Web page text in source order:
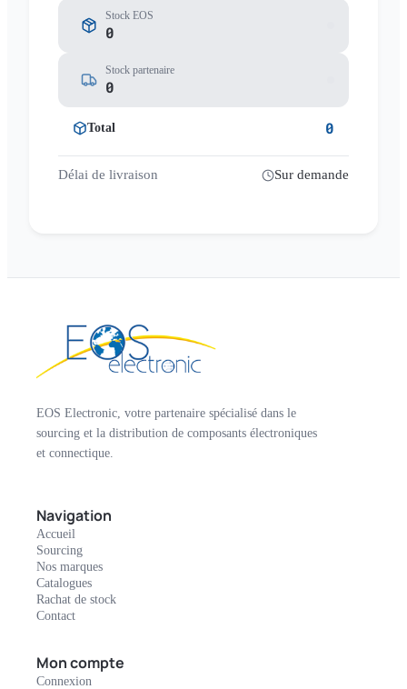
Stock EOS
0
Stock partenaire
0
Total 0
Délai de livraison Sur demande
EOS Electronic, votre partenaire spécialisé dans le
sourcing et la distribution de composants électroniques
et connectique.
Navigation
Accueil
Sourcing
Nos marques
Catalogues
Rachat de stock
Contact
Mon compte
Connexion